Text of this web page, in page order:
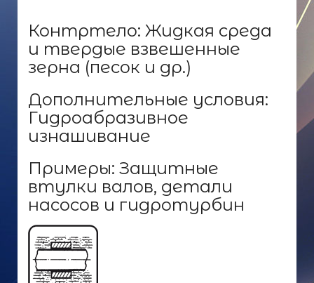
Контртело: Жидкая среда
и твердые взвешенные
зерна (песок и др.)
Дополнительные условия:
Гидроабразивное
изнашивание
Примеры: Защитные
втулки валов, детали
насосов и гидротурбин